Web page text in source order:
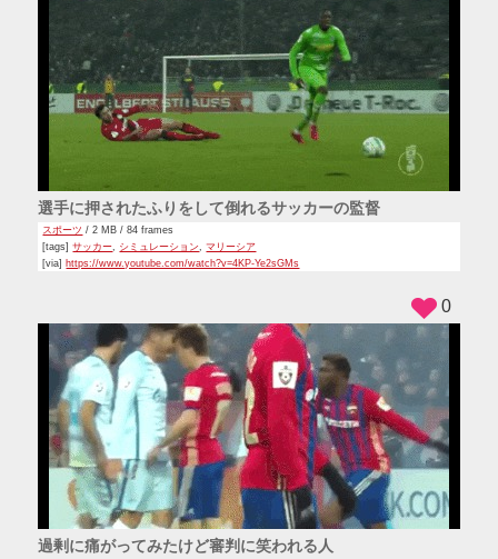
選手に押されたふりをして倒れるサッカーの監督
スポーツ / 2 MB / 84 frames
[tags]サッカー シミュレーション ,マリーシア
[via] https://www.youtube.com/watch?v=4KP-Ye2sGMs
過剰に痛がってみたけど審判に笑われる人
0